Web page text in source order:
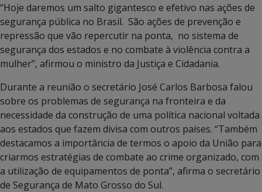
“Hoje daremos um salto gigantesco e efetivo nas ações de
segurança pública no Brasil. São ações de prevenção e
repressão que vão repercutir na ponta, no sistema de
segurança dos estados e no combate à violência contra a
mulher”, afirmou o ministro da Justiça e Cidadania.
Durante a reunião o secretário José Carlos Barbosa falou
sobre os problemas de segurança na fronteira e da
necessidade da construção de uma política nacional voltada
aos estados que fazem divisa com outros países. “Também
destacamos a importância de termos o apoio da União para
criarmos estratégias de combate ao crime organizado, com
a utilização de equipamentos de ponta”, afirma o secretário
de Segurança de Mato Grosso do Sul.